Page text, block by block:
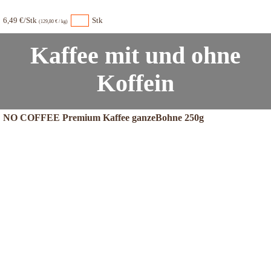
6,49 €/Stk (129,80 € / kg) Stk
Kaffee mit und ohne
Koffein
NO COFFEE Premium Kaffee ganzeBohne 250g